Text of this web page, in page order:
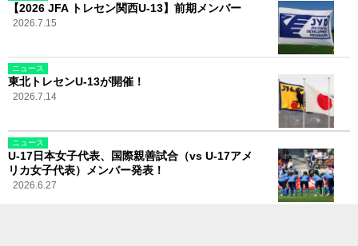
【2026 JFA トレセン関西U-13】前期メンバー
2026.7.15
ニュース
東北トレセンU-13が開催！
2026.7.14
ニュース
U-17日本女子代表、国際親善試合（vs U-17アメ
リカ女子代表）メンバー発表！
2026.6.27